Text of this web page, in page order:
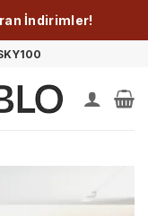
İndirimler!